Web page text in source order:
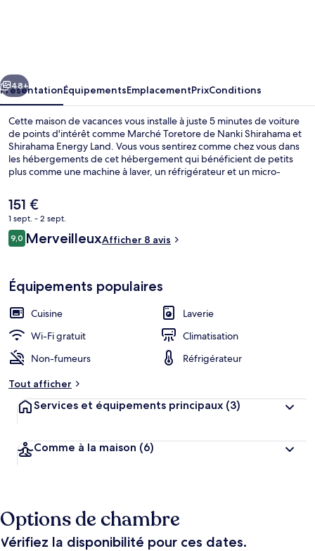
Villa, non-fumeurs (Nagisa Building
Suivant
48+
PrésentationÉquipementsEmplacementPrixConditions
Cette maison de vacances vous installe à juste 5 minutes de voiture
de points d'intérêt comme Marché Toretore de Nanki Shirahama et
Shirahama Energy Land. Vous vous sentirez comme chez vous dans
les hébergements de cet hébergement qui bénéficient de petits
plus comme une machine à laver, un réfrigérateur et un micro-
Le
prix
actuel
est
151 €
1 sept. - 2 sept.
Avis
voyageurs
9,09,0 sur 10
MerveilleuxAfficher 8 avis
Équipements populaires
Cuisine
Laverie
Wi-Fi gratuit
Climatisation
Non-fumeurs
Réfrigérateur
Tout afficher
Services et équipements principaux (3)
Comme à la maison (6)
Options de chambre
Vérifiez la disponibilité pour ces dates.